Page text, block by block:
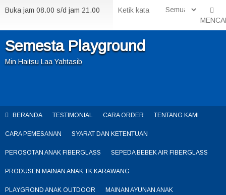
Buka jam 08.00 s/d jam 21.00
Semesta Playground
Min Haitsu Laa Yahtasib
BERANDA TESTIMONIAL CARA ORDER TENTANG KAMI
CARA PEMESANAN SYARAT DAN KETENTUAN
PEROSOTAN ANAK FIBERGLASS SEPEDA BEBEK AIR FIBERGLASS
PRODUSEN MAINAN ANAK TK KARAWANG
PLAYGROND ANAK OUTDOOR MAINAN AYUNAN ANAK